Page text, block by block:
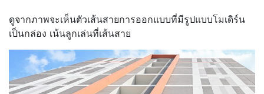
ดูจากภาพจะเห็นตัวเส้นสายการออกแบบที่มีรูปแบบโมเดิร์น
เป็นกล่อง เน้นลูกเล่นที่เส้นสาย